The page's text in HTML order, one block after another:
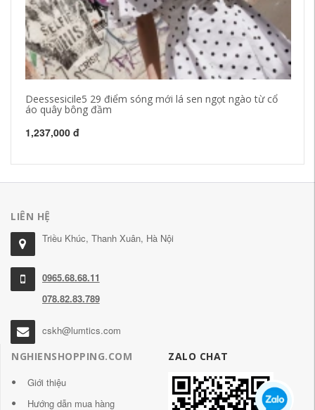
Deessesicile5 29 điểm sóng mới lá sen ngọt ngào từ cổ
áo quây bông đầm
1,237,000 đ
LIÊN HỆ
Triều Khúc, Thanh Xuân, Hà Nội
0965.68.68.11
078.82.83.789
cskh@lumtics.com
NGHIENSHOPPING.COM
Giới thiệu
Hướng dẫn mua hàng
ZALO CHAT